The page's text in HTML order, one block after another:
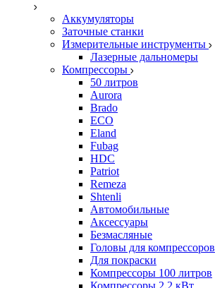
Аккумуляторы
Заточные станки
Измерительные инструменты
Лазерные дальномеры
Компрессоры
50 литров
Aurora
Brado
ECO
Eland
Fubag
HDC
Patriot
Remeza
Shtenli
Автомобильные
Аксессуары
Безмасляные
Головы для компрессоров
Для покраски
Компрессоры 100 литров
Компрессоры 2.2 кВт